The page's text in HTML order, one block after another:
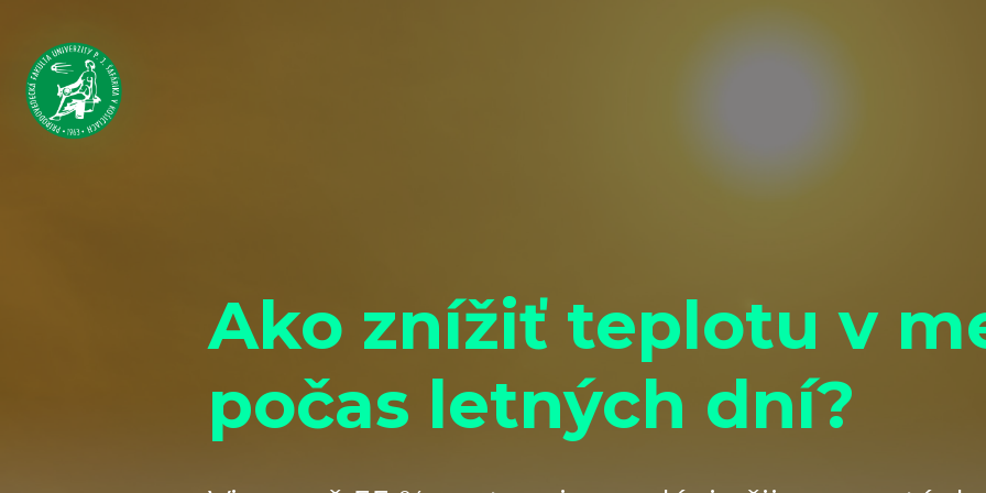
Ako znížiť teplotu v
počas letných dní?